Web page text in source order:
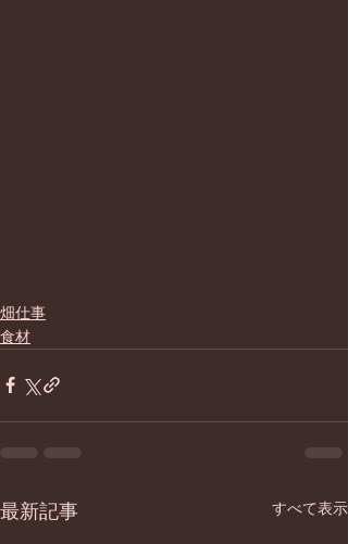
畑仕事
食材
最新記事 すべて表示